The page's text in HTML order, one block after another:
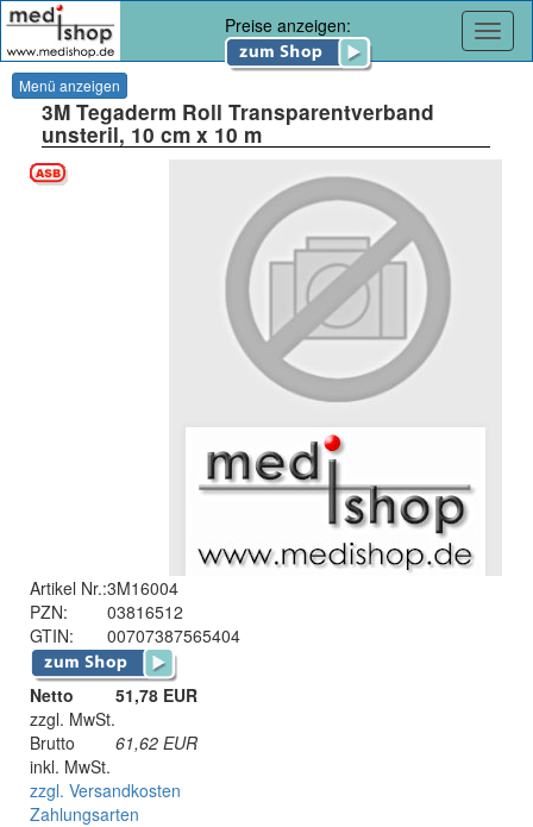
Preise anzeigen:
Menü anzeigen
3M Tegaderm Roll Transparentverband
unsteril, 10 cm x 10 m
Artikel Nr.:3M16004
PZN:
03816512
GTIN:
00707387565404
Netto
51,78 EUR
zzgl. MwSt.
Brutto
61,62 EUR
inkl. MwSt.
zzgl. Versandkosten
Zahlungsarten